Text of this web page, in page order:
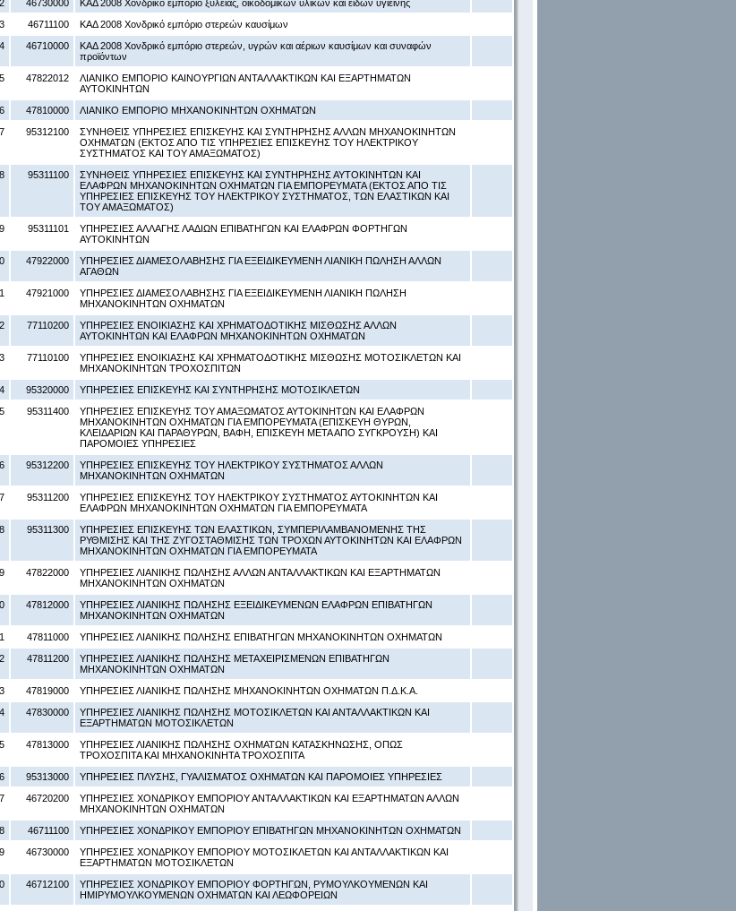
46730000
ΚΑΔ 2008 Χονδρικό εμπόριο ξυλείας, οικοδομικών υλικών και ειδών υγιεινής
46711100
ΚΑΔ 2008 Χονδρικό εμπόριο στερεών καυσίμων
46710000
ΚΑΔ 2008 Χονδρικό εμπόριο στερεών, υγρών και αέριων καυσίμων και συναφών
προϊόντων
47822012
ΛΙΑΝΙΚΟ ΕΜΠΟΡΙΟ ΚΑΙΝΟΥΡΓΙΩΝ ΑΝΤΑΛΛΑΚΤΙΚΩΝ ΚΑΙ ΕΞΑΡΤΗΜΑΤΩΝ
ΑΥΤΟΚΙΝΗΤΩΝ
47810000
ΛΙΑΝΙΚΟ ΕΜΠΟΡΙΟ ΜΗΧΑΝΟΚΙΝΗΤΩΝ ΟΧΗΜΑΤΩΝ
95312100
ΣΥΝΗΘΕΙΣ ΥΠΗΡΕΣΙΕΣ ΕΠΙΣΚΕΥΗΣ ΚΑΙ ΣΥΝΤΗΡΗΣΗΣ ΑΛΛΩΝ ΜΗΧΑΝΟΚΙΝΗΤΩΝ
ΟΧΗΜΑΤΩΝ (ΕΚΤΟΣ ΑΠΟ ΤΙΣ ΥΠΗΡΕΣΙΕΣ ΕΠΙΣΚΕΥΗΣ ΤΟΥ ΗΛΕΚΤΡΙΚΟΥ
ΣΥΣΤΗΜΑΤΟΣ ΚΑΙ ΤΟΥ ΑΜΑΞΩΜΑΤΟΣ)
95311100
ΣΥΝΗΘΕΙΣ ΥΠΗΡΕΣΙΕΣ ΕΠΙΣΚΕΥΗΣ ΚΑΙ ΣΥΝΤΗΡΗΣΗΣ ΑΥΤΟΚΙΝΗΤΩΝ ΚΑΙ
ΕΛΑΦΡΩΝ ΜΗΧΑΝΟΚΙΝΗΤΩΝ ΟΧΗΜΑΤΩΝ ΓΙΑ ΕΜΠΟΡΕΥΜΑΤΑ (ΕΚΤΟΣ ΑΠΟ ΤΙΣ
ΥΠΗΡΕΣΙΕΣ ΕΠΙΣΚΕΥΗΣ ΤΟΥ ΗΛΕΚΤΡΙΚΟΥ ΣΥΣΤΗΜΑΤΟΣ, ΤΩΝ ΕΛΑΣΤΙΚΩΝ ΚΑΙ
ΤΟΥ ΑΜΑΞΩΜΑΤΟΣ)
95311101
ΥΠΗΡΕΣΙΕΣ ΑΛΛΑΓΗΣ ΛΑΔΙΩΝ ΕΠΙΒΑΤΗΓΩΝ ΚΑΙ ΕΛΑΦΡΩΝ ΦΟΡΤΗΓΩΝ
ΑΥΤΟΚΙΝΗΤΩΝ
47922000
ΥΠΗΡΕΣΙΕΣ ΔΙΑΜΕΣΟΛΑΒΗΣΗΣ ΓΙΑ ΕΞΕΙΔΙΚΕΥΜΕΝΗ ΛΙΑΝΙΚΗ ΠΩΛΗΣΗ ΑΛΛΩΝ
ΑΓΑΘΩΝ
47921000
ΥΠΗΡΕΣΙΕΣ ΔΙΑΜΕΣΟΛΑΒΗΣΗΣ ΓΙΑ ΕΞΕΙΔΙΚΕΥΜΕΝΗ ΛΙΑΝΙΚΗ ΠΩΛΗΣΗ
ΜΗΧΑΝΟΚΙΝΗΤΩΝ ΟΧΗΜΑΤΩΝ
77110200
ΥΠΗΡΕΣΙΕΣ ΕΝΟΙΚΙΑΣΗΣ ΚΑΙ ΧΡΗΜΑΤΟΔΟΤΙΚΗΣ ΜΙΣΘΩΣΗΣ ΑΛΛΩΝ
ΑΥΤΟΚΙΝΗΤΩΝ ΚΑΙ ΕΛΑΦΡΩΝ ΜΗΧΑΝΟΚΙΝΗΤΩΝ ΟΧΗΜΑΤΩΝ
77110100
ΥΠΗΡΕΣΙΕΣ ΕΝΟΙΚΙΑΣΗΣ ΚΑΙ ΧΡΗΜΑΤΟΔΟΤΙΚΗΣ ΜΙΣΘΩΣΗΣ ΜΟΤΟΣΙΚΛΕΤΩΝ ΚΑΙ
ΜΗΧΑΝΟΚΙΝΗΤΩΝ ΤΡΟΧΟΣΠΙΤΩΝ
95320000
ΥΠΗΡΕΣΙΕΣ ΕΠΙΣΚΕΥΗΣ ΚΑΙ ΣΥΝΤΗΡΗΣΗΣ ΜΟΤΟΣΙΚΛΕΤΩΝ
95311400
ΥΠΗΡΕΣΙΕΣ ΕΠΙΣΚΕΥΗΣ ΤΟΥ ΑΜΑΞΩΜΑΤΟΣ ΑΥΤΟΚΙΝΗΤΩΝ ΚΑΙ ΕΛΑΦΡΩΝ
ΜΗΧΑΝΟΚΙΝΗΤΩΝ ΟΧΗΜΑΤΩΝ ΓΙΑ ΕΜΠΟΡΕΥΜΑΤΑ (ΕΠΙΣΚΕΥΗ ΘΥΡΩΝ,
ΚΛΕΙΔΑΡΙΩΝ ΚΑΙ ΠΑΡΑΘΥΡΩΝ, ΒΑΦΗ, ΕΠΙΣΚΕΥΗ ΜΕΤΑ ΑΠΟ ΣΥΓΚΡΟΥΣΗ) ΚΑΙ
ΠΑΡΟΜΟΙΕΣ ΥΠΗΡΕΣΙΕΣ
95312200
ΥΠΗΡΕΣΙΕΣ ΕΠΙΣΚΕΥΗΣ ΤΟΥ ΗΛΕΚΤΡΙΚΟΥ ΣΥΣΤΗΜΑΤΟΣ ΑΛΛΩΝ
ΜΗΧΑΝΟΚΙΝΗΤΩΝ ΟΧΗΜΑΤΩΝ
95311200
ΥΠΗΡΕΣΙΕΣ ΕΠΙΣΚΕΥΗΣ ΤΟΥ ΗΛΕΚΤΡΙΚΟΥ ΣΥΣΤΗΜΑΤΟΣ ΑΥΤΟΚΙΝΗΤΩΝ ΚΑΙ
ΕΛΑΦΡΩΝ ΜΗΧΑΝΟΚΙΝΗΤΩΝ ΟΧΗΜΑΤΩΝ ΓΙΑ ΕΜΠΟΡΕΥΜΑΤΑ
95311300
ΥΠΗΡΕΣΙΕΣ ΕΠΙΣΚΕΥΗΣ ΤΩΝ ΕΛΑΣΤΙΚΩΝ, ΣΥΜΠΕΡΙΛΑΜΒΑΝΟΜΕΝΗΣ ΤΗΣ
ΡΥΘΜΙΣΗΣ ΚΑΙ ΤΗΣ ΖΥΓΟΣΤΑΘΜΙΣΗΣ ΤΩΝ ΤΡΟΧΩΝ ΑΥΤΟΚΙΝΗΤΩΝ ΚΑΙ ΕΛΑΦΡΩΝ
ΜΗΧΑΝΟΚΙΝΗΤΩΝ ΟΧΗΜΑΤΩΝ ΓΙΑ ΕΜΠΟΡΕΥΜΑΤΑ
47822000
ΥΠΗΡΕΣΙΕΣ ΛΙΑΝΙΚΗΣ ΠΩΛΗΣΗΣ ΑΛΛΩΝ ΑΝΤΑΛΛΑΚΤΙΚΩΝ ΚΑΙ ΕΞΑΡΤΗΜΑΤΩΝ
ΜΗΧΑΝΟΚΙΝΗΤΩΝ ΟΧΗΜΑΤΩΝ
47812000
ΥΠΗΡΕΣΙΕΣ ΛΙΑΝΙΚΗΣ ΠΩΛΗΣΗΣ ΕΞΕΙΔΙΚΕΥΜΕΝΩΝ ΕΛΑΦΡΩΝ ΕΠΙΒΑΤΗΓΩΝ
ΜΗΧΑΝΟΚΙΝΗΤΩΝ ΟΧΗΜΑΤΩΝ
47811000
ΥΠΗΡΕΣΙΕΣ ΛΙΑΝΙΚΗΣ ΠΩΛΗΣΗΣ ΕΠΙΒΑΤΗΓΩΝ ΜΗΧΑΝΟΚΙΝΗΤΩΝ ΟΧΗΜΑΤΩΝ
47811200
ΥΠΗΡΕΣΙΕΣ ΛΙΑΝΙΚΗΣ ΠΩΛΗΣΗΣ ΜΕΤΑΧΕΙΡΙΣΜΕΝΩΝ ΕΠΙΒΑΤΗΓΩΝ
ΜΗΧΑΝΟΚΙΝΗΤΩΝ ΟΧΗΜΑΤΩΝ
47819000
ΥΠΗΡΕΣΙΕΣ ΛΙΑΝΙΚΗΣ ΠΩΛΗΣΗΣ ΜΗΧΑΝΟΚΙΝΗΤΩΝ ΟΧΗΜΑΤΩΝ Π.Δ.Κ.Α.
47830000
ΥΠΗΡΕΣΙΕΣ ΛΙΑΝΙΚΗΣ ΠΩΛΗΣΗΣ ΜΟΤΟΣΙΚΛΕΤΩΝ ΚΑΙ ΑΝΤΑΛΛΑΚΤΙΚΩΝ ΚΑΙ
ΕΞΑΡΤΗΜΑΤΩΝ ΜΟΤΟΣΙΚΛΕΤΩΝ
47813000
ΥΠΗΡΕΣΙΕΣ ΛΙΑΝΙΚΗΣ ΠΩΛΗΣΗΣ ΟΧΗΜΑΤΩΝ ΚΑΤΑΣΚΗΝΩΣΗΣ, ΟΠΩΣ
ΤΡΟΧΟΣΠΙΤΑ ΚΑΙ ΜΗΧΑΝΟΚΙΝΗΤΑ ΤΡΟΧΟΣΠΙΤΑ
95313000
ΥΠΗΡΕΣΙΕΣ ΠΛΥΣΗΣ, ΓΥΑΛΙΣΜΑΤΟΣ ΟΧΗΜΑΤΩΝ ΚΑΙ ΠΑΡΟΜΟΙΕΣ ΥΠΗΡΕΣΙΕΣ
46720200
ΥΠΗΡΕΣΙΕΣ ΧΟΝΔΡΙΚΟΥ ΕΜΠΟΡΙΟΥ ΑΝΤΑΛΛΑΚΤΙΚΩΝ ΚΑΙ ΕΞΑΡΤΗΜΑΤΩΝ ΑΛΛΩΝ
ΜΗΧΑΝΟΚΙΝΗΤΩΝ ΟΧΗΜΑΤΩΝ
46711100
ΥΠΗΡΕΣΙΕΣ ΧΟΝΔΡΙΚΟΥ ΕΜΠΟΡΙΟΥ ΕΠΙΒΑΤΗΓΩΝ ΜΗΧΑΝΟΚΙΝΗΤΩΝ ΟΧΗΜΑΤΩΝ
46730000
ΥΠΗΡΕΣΙΕΣ ΧΟΝΔΡΙΚΟΥ ΕΜΠΟΡΙΟΥ ΜΟΤΟΣΙΚΛΕΤΩΝ ΚΑΙ ΑΝΤΑΛΛΑΚΤΙΚΩΝ ΚΑΙ
ΕΞΑΡΤΗΜΑΤΩΝ ΜΟΤΟΣΙΚΛΕΤΩΝ
46712100
ΥΠΗΡΕΣΙΕΣ ΧΟΝΔΡΙΚΟΥ ΕΜΠΟΡΙΟΥ ΦΟΡΤΗΓΩΝ, ΡΥΜΟΥΛΚΟΥΜΕΝΩΝ ΚΑΙ
ΗΜΙΡΥΜΟΥΛΚΟΥΜΕΝΩΝ ΟΧΗΜΑΤΩΝ ΚΑΙ ΛΕΩΦΟΡΕΙΩΝ